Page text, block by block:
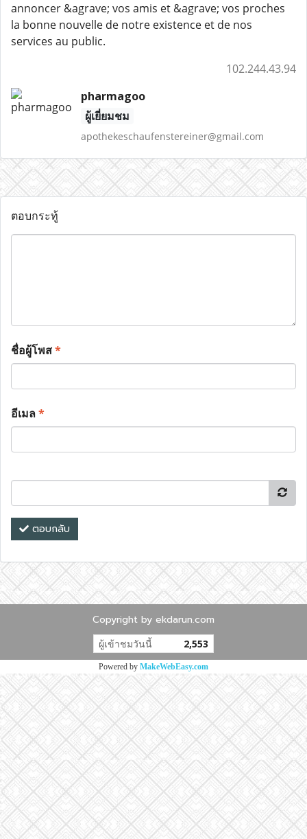
annoncer &agrave; vos amis et &agrave; vos proches
la bonne nouvelle de notre existence et de nos
services au public.
102.244.43.94
pharmagoo
ผู้เยี่ยมชม
apothekeschaufenstereiner@gmail.com
ตอบกระทู้
ชื่อผู้โพส*
อีเมล*
ตอบกลับ
Copyright by ekdarun.com
ผู้เข้าชมวันนี้ 2,553
Powered by MakeWebEasy.com